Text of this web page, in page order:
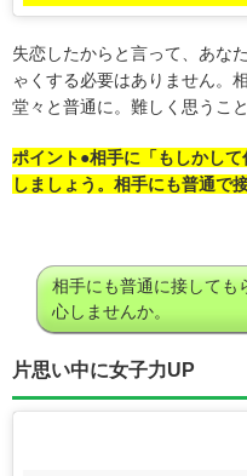
失恋したからと言って、あな
ゃくする必要はありません。
堂々と普通に。難しく思うこ
ポイント●相手に「もしかし
しましょう。相手にも普通で
相手にも普通に接しても
心しませんか。
片思い中に女子力UP